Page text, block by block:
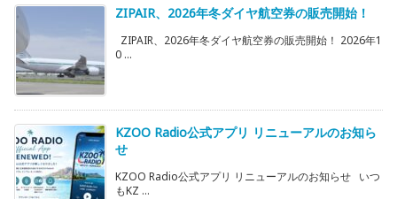
ZIPAIR、2026年冬ダイヤ航空券の販売開始！
ZIPAIR、2026年冬ダイヤ航空券の販売開始！ 2026年1
0 ...
KZOO Radio公式アプリ リニューアルのお知ら
せ
KZOO Radio公式アプリ リニューアルのお知らせ いつ
もKZ ...